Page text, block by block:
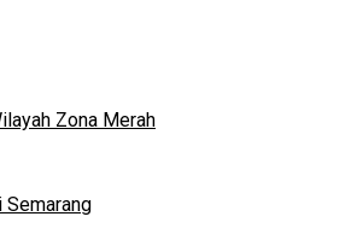
Zona Merah
Semarang